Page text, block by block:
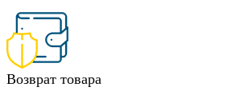
Возврат товара